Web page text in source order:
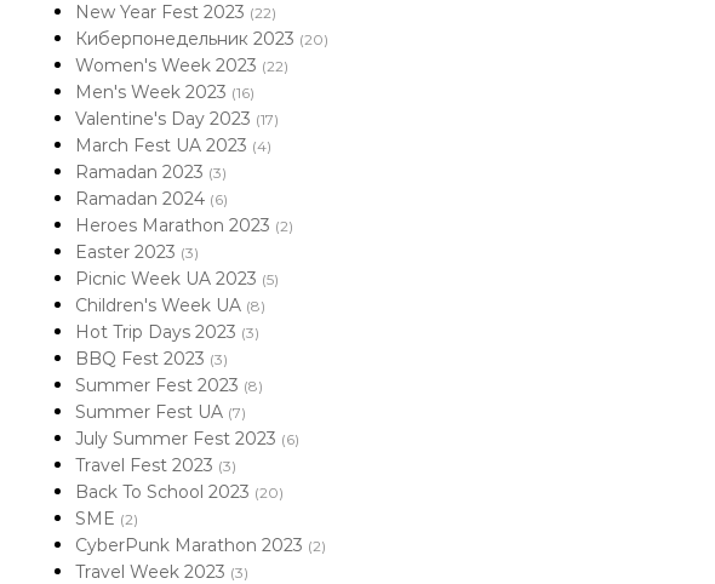
New Year Fest 2023 (22)
Киберпонедельник 2023 (20)
Women's Week 2023 (22)
Men's Week 2023 (16)
Valentine's Day 2023 (17)
March Fest UA 2023 (4)
Ramadan 2023 (3)
Ramadan 2024 (6)
Heroes Marathon 2023 (2)
Easter 2023 (3)
Picnic Week UA 2023 (5)
Children's Week UA (8)
Hot Trip Days 2023 (3)
BBQ Fest 2023 (3)
Summer Fest 2023 (8)
Summer Fest UA (7)
July Summer Fest 2023 (6)
Travel Fest 2023 (3)
Back To School 2023 (20)
SME (2)
CyberPunk Marathon 2023 (2)
Travel Week 2023 (3)